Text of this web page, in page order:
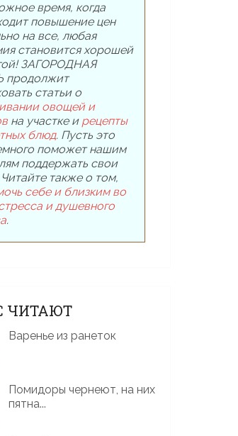
время, когда
повышение цен
на все, любая
становится хорошей
ЗАГОРОДНАЯ
статьи о
овощей и
на участке и рецепты
блюд. Пусть это
поможет нашим
поддержать свои
также о том,
себе и близким во
и душевного
.
ЧИТАЮТ
Варенье из ранеток
Помидоры чернеют, на них
пятна...